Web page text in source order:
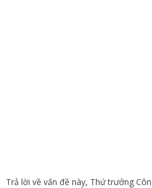
Trả lời về vấn đề này, Thứ trưởng